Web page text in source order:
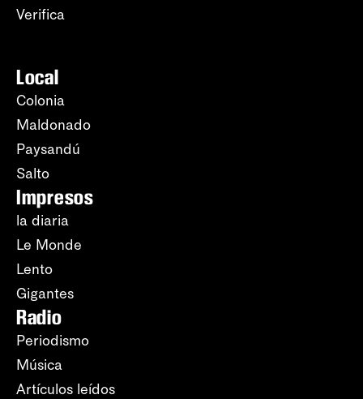
Verifica
Local
Colonia
Maldonado
Paysandú
Salto
Impresos
la diaria
Le Monde
Lento
Gigantes
Radio
Periodismo
Música
Artículos leídos